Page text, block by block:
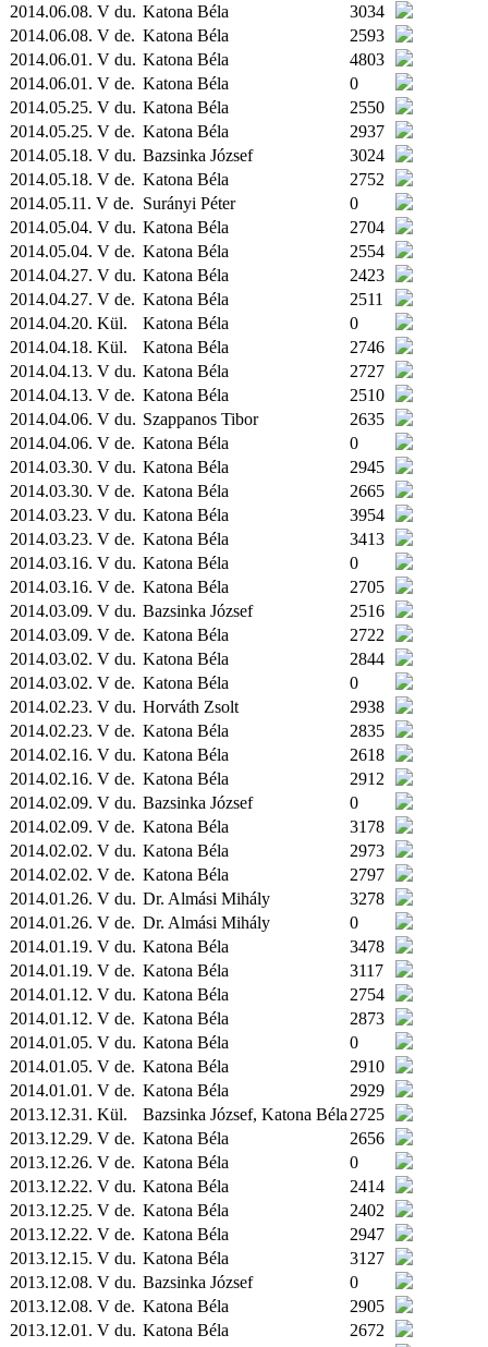
2014.06.08. V du. Katona Béla
3034
2014.06.08. V de. Katona Béla
2593
2014.06.01. V du. Katona Béla
4803
2014.06.01. V de. Katona Béla
0
2014.05.25. V du. Katona Béla
2550
2014.05.25. V de. Katona Béla
2937
2014.05.18. V du. Bazsinka József
3024
2014.05.18. V de. Katona Béla
2752
2014.05.11. V de. Surányi Péter
0
2014.05.04. V du. Katona Béla
2704
2014.05.04. V de. Katona Béla
2554
2014.04.27. V du. Katona Béla
2423
2014.04.27. V de. Katona Béla
2511
2014.04.20. Kül. Katona Béla
0
2014.04.18. Kül. Katona Béla
2746
2014.04.13. V du. Katona Béla
2727
2014.04.13. V de. Katona Béla
2510
2014.04.06. V du. Szappanos Tibor
2635
2014.04.06. V de. Katona Béla
0
2014.03.30. V du. Katona Béla
2945
2014.03.30. V de. Katona Béla
2665
2014.03.23. V du. Katona Béla
3954
2014.03.23. V de. Katona Béla
3413
2014.03.16. V du. Katona Béla
0
2014.03.16. V de. Katona Béla
2705
2014.03.09. V du. Bazsinka József
2516
2014.03.09. V de. Katona Béla
2722
2014.03.02. V du. Katona Béla
2844
2014.03.02. V de. Katona Béla
0
2014.02.23. V du. Horváth Zsolt
2938
2014.02.23. V de. Katona Béla
2835
2014.02.16. V du. Katona Béla
2618
2014.02.16. V de. Katona Béla
2912
2014.02.09. V du. Bazsinka József
0
2014.02.09. V de. Katona Béla
3178
2014.02.02. V du. Katona Béla
2973
2014.02.02. V de. Katona Béla
2797
2014.01.26. V du. Dr. Almási Mihály
3278
2014.01.26. V de. Dr. Almási Mihály
0
2014.01.19. V du. Katona Béla
3478
2014.01.19. V de. Katona Béla
3117
2014.01.12. V du. Katona Béla
2754
2014.01.12. V de. Katona Béla
2873
2014.01.05. V du. Katona Béla
0
2014.01.05. V de. Katona Béla
2910
2014.01.01. V de. Katona Béla
2929
2013.12.31. Kül. Bazsinka József, Katona Béla 2725
2013.12.29. V de. Katona Béla
2656
2013.12.26. V de. Katona Béla
0
2013.12.22. V du. Katona Béla
2414
2013.12.25. V de. Katona Béla
2402
2013.12.22. V de. Katona Béla
2947
2013.12.15. V du. Katona Béla
3127
2013.12.08. V du. Bazsinka József
0
2013.12.08. V de. Katona Béla
2905
2013.12.01. V du. Katona Béla
2672